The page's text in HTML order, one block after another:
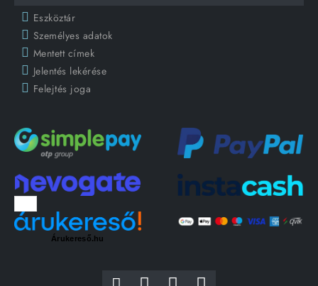
Eszköztár
Személyes adatok
Mentett címek
Jelentés lekérése
Felejtés joga
Árukereső.hu